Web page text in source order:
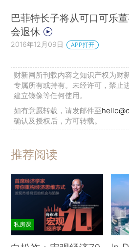
巴菲特长子将从可口可乐
会退休
2016年12月09日 APP打开
财新网所刊载内容之知识产权为财
专属所有或持有。未经许可，禁止
建立镜像等任何使用。
如有意愿转载，请发邮件至
确认及授权后，方可转载。
推荐阅读
私房课